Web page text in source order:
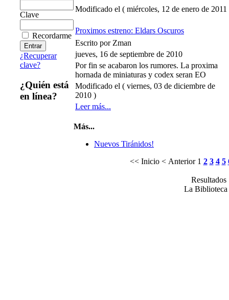
Clave
Recordarme
¿Recuperar
clave?
¿Quién está
en línea?
Modificado el ( miércoles, 12 de enero de 2011
Proximos estreno: Eldars Oscuros
Escrito por Zman
jueves, 16 de septiembre de 2010
Por fin se acabaron los rumores. La proxima
hornada de miniaturas y codex seran EO
Modificado el ( viernes, 03 de diciembre de
2010 )
Leer más...
Más...
Nuevos Tiránidos!
<< Inicio < Anterior 1 2 3 4 5
La